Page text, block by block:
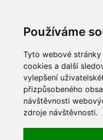
Používáme
Tyto webové
cookies a další
vylepšení
přizpůsobeného
návštěvnosti
zdroje návštěvnosti.